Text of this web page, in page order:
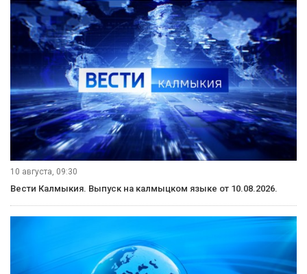
10 августа, 09:30
Вести Калмыкия. Выпуск на калмыцком языке от 10.08.2026.